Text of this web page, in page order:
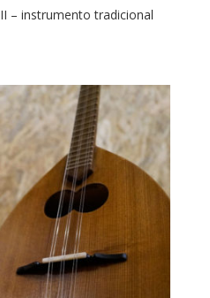
– instrumento tradicional